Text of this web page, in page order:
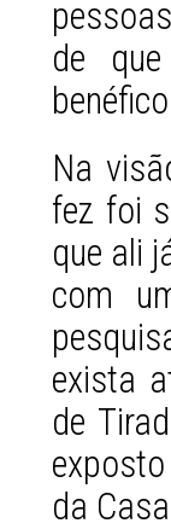
de
Na
fez foi
que ali
com
exista
de
da